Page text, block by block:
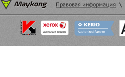
Правовая информация \